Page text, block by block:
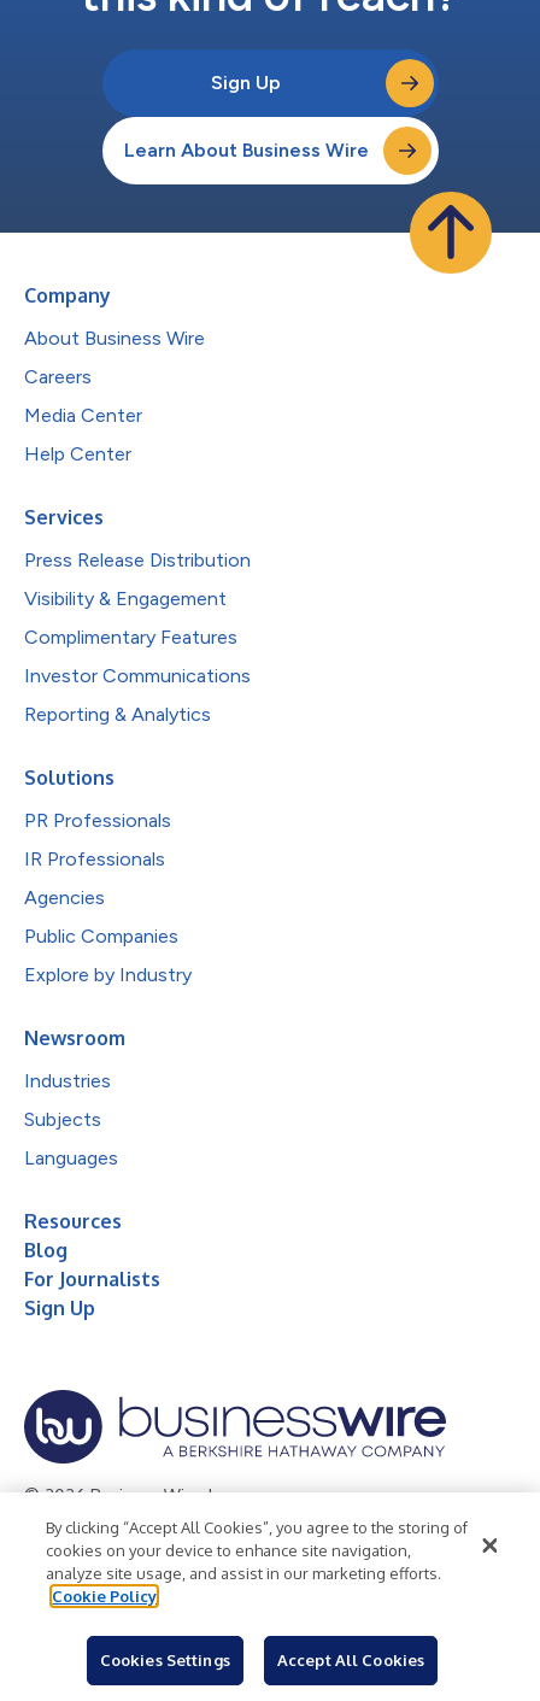
Sign Up
Learn About Business Wire
Company
About Business Wire
Careers
Media Center
Help Center
Services
Press Release Distribution
Visibility & Engagement
Complimentary Features
Investor Communications
Reporting & Analytics
Solutions
PR Professionals
IR Professionals
Agencies
Public Companies
Explore by Industry
Newsroom
Industries
Subjects
Languages
Resources
Blog
For Journalists
Sign Up
© 2026 Business Wire, Inc.
Privacy Policy Cookie Policy
Accessibility Statement
Terms of Use
Legal
By clicking “Accept All Cookies”, you agree to the storing of
cookies on your device to enhance site navigation,
analyze site usage, and assist in our marketing efforts.
Cookie Policy
Cookies Settings Accept All Cookies